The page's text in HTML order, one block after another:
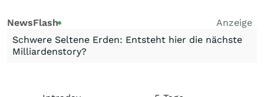
NewsFlash
Anzeige
Schwere Seltene Erden: Entsteht hier die nächste
Milliardenstory?